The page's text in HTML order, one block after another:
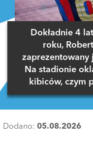
Dokładnie 4
roku,
zaprezentowany
Na stadionie
kibiców, czym
Dodano: 05.08.2026